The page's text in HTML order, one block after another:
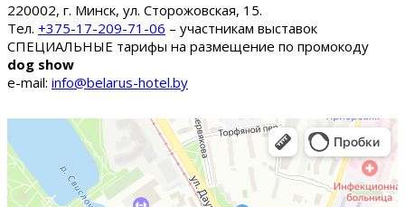
220002, г. Минск, ул. Сторожовская, 15.
Тел. +375-17-209-71-06 – участникам выставок
СПЕЦИАЛЬНЫЕ тарифы на размещение по промокоду
dog show
e-mail: info@belarus-hotel.by